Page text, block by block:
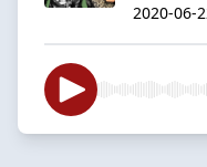
2020-06-